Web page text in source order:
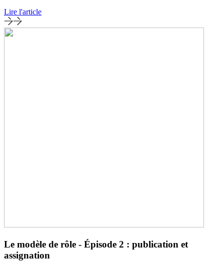
Lire l'article
Le modèle de rôle - Épisode 2 : publication et
assignation